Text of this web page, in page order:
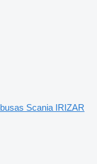
Scania IRIZAR